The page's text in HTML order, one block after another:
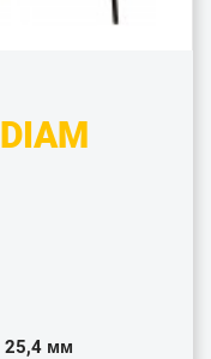
DIAM
25,4 мм